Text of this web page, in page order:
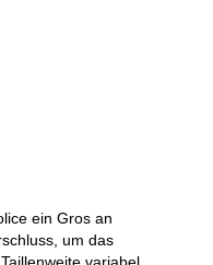
ein Gros an
um das
variabel